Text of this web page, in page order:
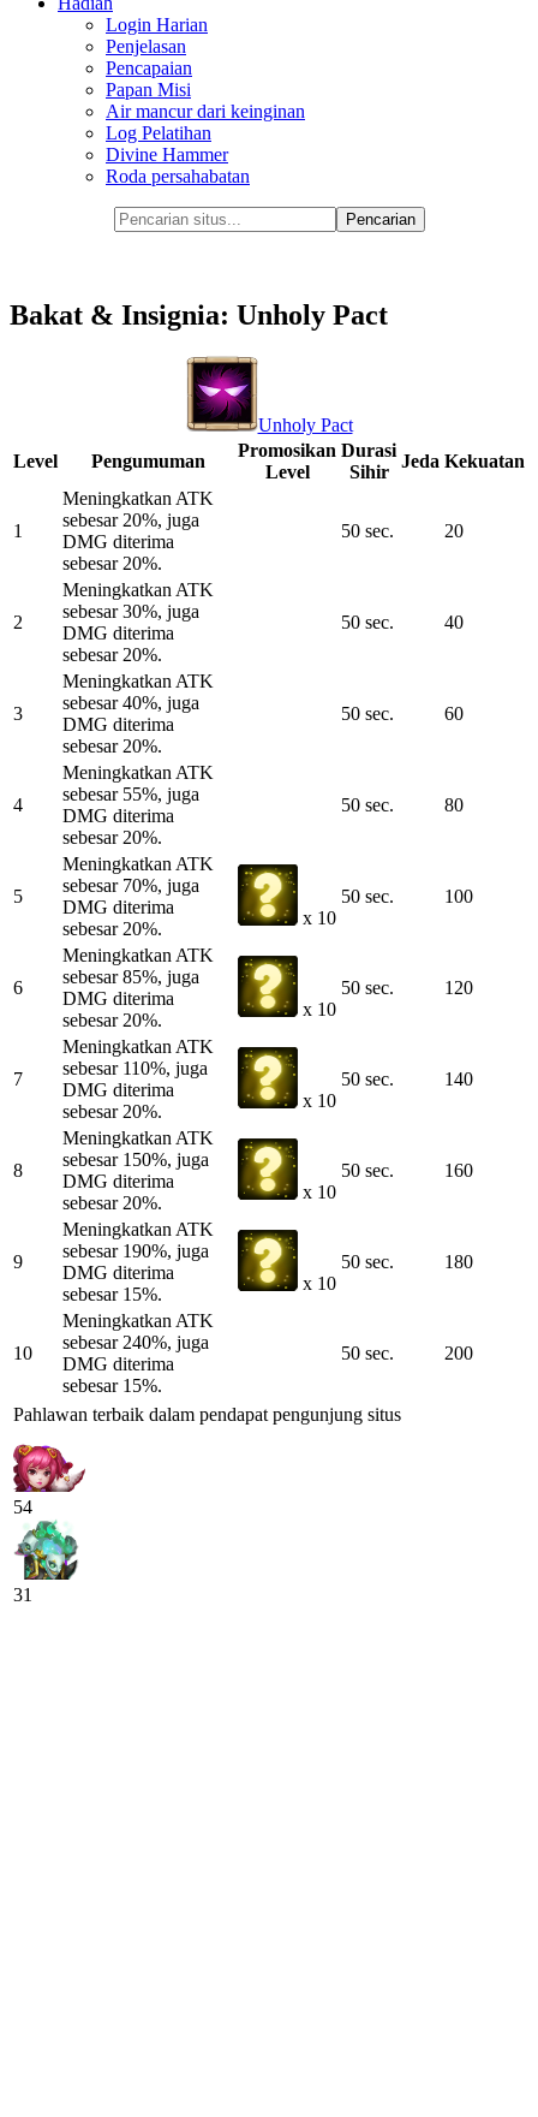
Login Harian
Penjelasan
Pencapaian
Papan Misi
Air mancur dari keinginan
Log Pelatihan
Divine Hammer
Roda persahabatan
Bakat & Insignia: Unholy Pact
Unholy Pact
Level
Pengumuman
Promosikan
Level
Durasi
Sihir
Jeda Kekuatan
1
Meningkatkan ATK
sebesar 20%, juga
DMG diterima
sebesar 20%.
50 sec. 20
2
Meningkatkan ATK
sebesar 30%, juga
DMG diterima
sebesar 20%.
50 sec. 40
3
Meningkatkan ATK
sebesar 40%, juga
DMG diterima
sebesar 20%.
50 sec. 60
4
Meningkatkan ATK
sebesar 55%, juga
DMG diterima
sebesar 20%.
50 sec. 80
5
Meningkatkan ATK
sebesar 70%, juga
DMG diterima
sebesar 20%.
x 10
50 sec. 100
6
Meningkatkan ATK
sebesar 85%, juga
DMG diterima
sebesar 20%.
x 10
50 sec. 120
7
Meningkatkan ATK
sebesar 110%, juga
DMG diterima
sebesar 20%.
x 10
50 sec. 140
8
Meningkatkan ATK
sebesar 150%, juga
DMG diterima
sebesar 20%.
x 10
50 sec. 160
9
Meningkatkan ATK
sebesar 190%, juga
DMG diterima
sebesar 15%.
x 10
50 sec. 180
10
Meningkatkan ATK
sebesar 240%, juga
DMG diterima
sebesar 15%.
50 sec. 200
Pahlawan terbaik dalam pendapat pengunjung situs
54
31